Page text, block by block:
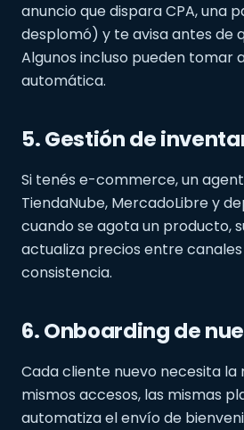
anuncio que dispara CPA, una
desplomó) y te avisa antes de
Algunos incluso pueden tomar
automática.
5. Gestión de
Si tenés e-commerce, un
TiendaNube, MercadoLibre y
cuando se agota un producto,
actualiza precios entre
consistencia.
6. Onboarding de
Cada cliente nuevo necesita la
mismos accesos, las mismas
automatiza el envío de